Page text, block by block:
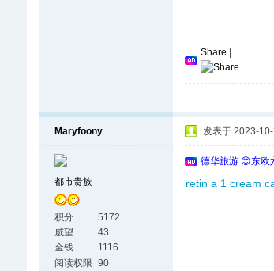
Share
Maryfoony
都市贵族
积分
5172
威望
43
金钱
1116
阅读权限 90
发表于 2023-
德华旅游 😊东欧
retin a 1 cream